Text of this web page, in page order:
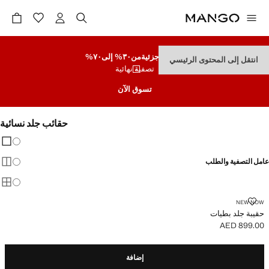
انتقل إلى المحتوى الرئيسيتنزيلات جزئيةمن٣٠% إلى٧٠%
تصفية نهائية
تسوق الآن
حقائب جلد نسائية
عامل التصفية والطلب
NEW NOW
حقيبة جلد بطيات
حقيبة جلد بطيات
السعر الحالي [AED 899.00 ]
AED 899.00
إضافة